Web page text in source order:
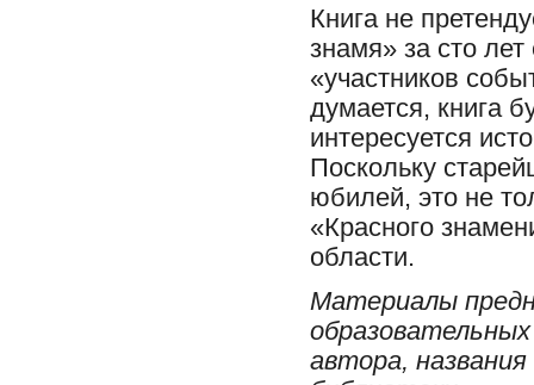
Книга не
знамя» за сто
«участников
думается, книга
интересуется
Поскольку
юбилей, это не
«Красного
области.
Материалы
автора,